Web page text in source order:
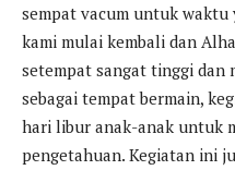
sempat vacum untuk waktu
kami mulai kembali dan
setempat sangat tinggi dan
sebagai tempat bermain,
hari libur anak-anak untuk
pengetahuan. Kegiatan ini